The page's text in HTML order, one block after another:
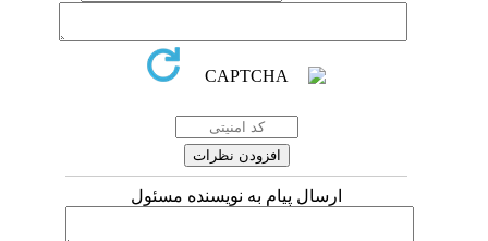
ارسال پیام به نویسنده مسئول